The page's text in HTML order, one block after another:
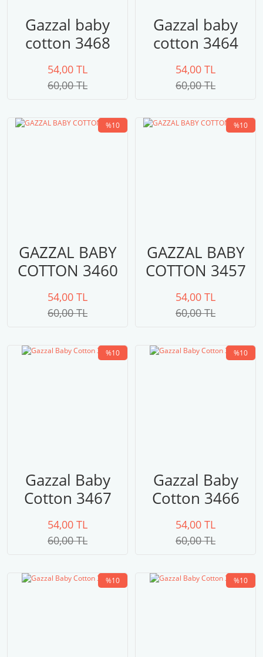
Gazzal baby
cotton 3468
54,00 TL
60,00 TL
Gazzal baby
cotton 3464
54,00 TL
60,00 TL
%10
GAZZAL BABY
COTTON 3460
54,00 TL
60,00 TL
%10
GAZZAL BABY
COTTON 3457
54,00 TL
60,00 TL
%10
Gazzal Baby
Cotton 3467
54,00 TL
60,00 TL
%10
Gazzal Baby
Cotton 3466
54,00 TL
60,00 TL
%10 %10